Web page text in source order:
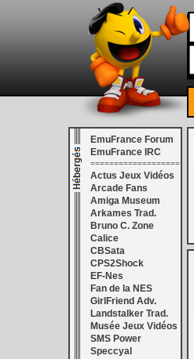
EmuFrance Forum
EmuFrance IRC
===================
Actus Jeux Vidéos
Arcade Fans
Amiga Museum
Arkames Trad.
Bruno C. Zone
Calice
CBSata
CPS2Shock
EF-Nes
Fan de la NES
GirlFriend Adv.
Landstalker Trad.
Musée Jeux Vidéos
SMS Power
Speccyal